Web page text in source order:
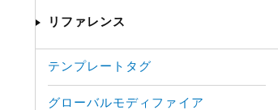
リファレンス
テンプレートタグ
グローバルモディファイア